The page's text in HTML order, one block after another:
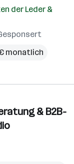
der Leder &
€ monatlich
& B2B-